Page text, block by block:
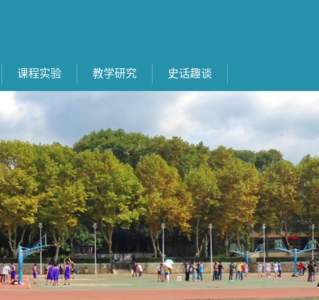
课程实验 教学研究 史话趣谈